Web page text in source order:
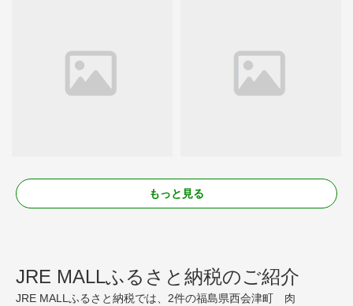
もっと見る
JRE MALLふるさと納税のご紹介
JRE MALLふるさと納税では、2件の福島県西会津町 肉